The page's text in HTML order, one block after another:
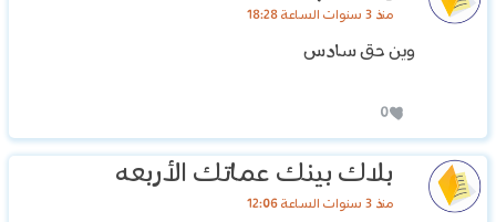
منذ 3 سنوات الساعة 18:28
وين حق سادس
0
بلاك بينك عماتك الأربعه
منذ 3 سنوات الساعة 12:06